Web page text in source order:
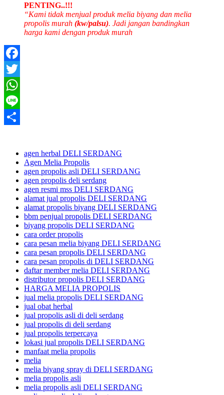
PENTING..!!!
“Kami tidak menjual produk melia biyang dan melia
propolis murah (kw/palsu). Jadi jangan bandingkan
harga kami dengan produk murah
Facebook
Twitter
WhatsApp
Line
agen herbal DELI SERDANG
Agen Melia Propolis
agen propolis asli DELI SERDANG
agen propolis deli serdang
agen resmi mss DELI SERDANG
alamat jual propolis DELI SERDANG
alamat propolis biyang DELI SERDANG
bbm penjual propolis DELI SERDANG
biyang propolis DELI SERDANG
cara order propolis
cara pesan melia biyang DELI SERDANG
cara pesan propolis DELI SERDANG
cara pesan propolis di DELI SERDANG
daftar member melia DELI SERDANG
distributor propolis DELI SERDANG
HARGA MELIA PROPOLIS
jual melia propolis DELI SERDANG
jual obat herbal
jual propolis asli di deli serdang
jual propolis di deli serdang
jual propolis terpercaya
lokasi jual propolis DELI SERDANG
manfaat melia propolis
melia
melia biyang spray di DELI SERDANG
melia propolis asli
melia propolis asli DELI SERDANG